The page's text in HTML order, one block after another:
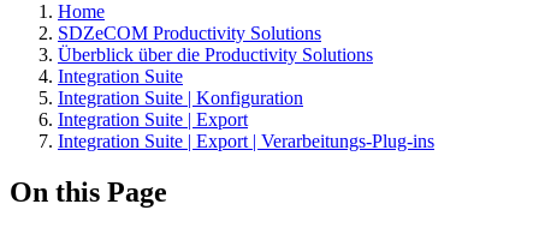
Home
SDZeCOM Productivity Solutions
Überblick über die Productivity Solutions
Integration Suite
Integration Suite | Konfiguration
Integration Suite | Export
Integration Suite | Export | Verarbeitungs-Plug-ins
On this Page